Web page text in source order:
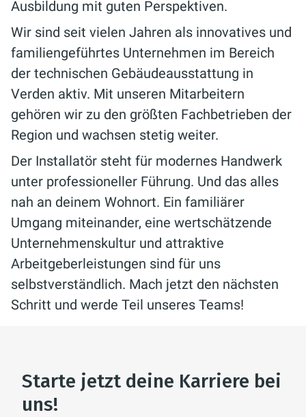
Ausbildung mit guten Perspektiven.
Wir sind seit vielen Jahren als innovatives und
familiengeführtes Unternehmen im Bereich
der technischen Gebäudeausstattung in
Verden aktiv. Mit unseren Mitarbeitern
gehören wir zu den größten Fachbetrieben der
Region und wachsen stetig weiter.
Der Installatör steht für modernes Handwerk
unter professioneller Führung. Und das alles
nah an deinem Wohnort. Ein familiärer
Umgang miteinander, eine wertschätzende
Unternehmenskultur und attraktive
Arbeitgeberleistungen sind für uns
selbstverständlich. Mach jetzt den nächsten
Schritt und werde Teil unseres Teams!
Starte jetzt deine Karriere bei
uns!